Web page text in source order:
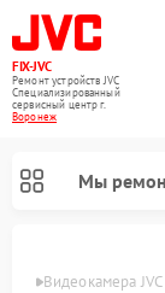
FIX-JVC
Ремонт устройств JVC
Специализированный
cервисный центр г.
Воронеж
Мы
Видеокамера